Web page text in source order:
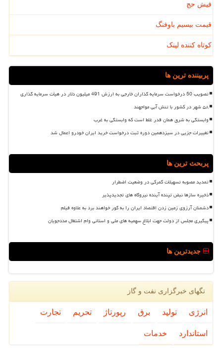
فیش حج
قیمت بیسیم باوفنگ
کوتاه کننده لینک
پربیننده ترین ها
تصویب 50 درخواست سرمایه گذاران خارجی به ارزش 491 میلیون دلار در هیأت سرمایه گذاری
۵۸ شهر در کشور با تنش آبی مواجهند
وابستگی به شرق همان قدر غلط است که وابستگی به غرب
تغییرات جزیی در سیزدهمین دوره ثبت درخواست خرید ایران خودرو اعمال شد
پربحث ترین ها
تمدید مصوبه تسهیلات گمرکی در وضعیت اضطرار
ذخیره سازها نبض تپنده آینده نیروگاه های تجدیدپذیر
دشمنان آرزوی زمین زدن اقتصاد ایران را به گور خواهند برد به علاوه فیلم
پیگیری مجلس از دولت جهت ابلاغ سهمیه های ملی و استانی وام اشتغال مددجویان
جدیدترین ها
تگهای خبرگزاری نفت و گاز
انرژی تولید برق رپورتاژ تحریم تجارت
استاندارد خدمات